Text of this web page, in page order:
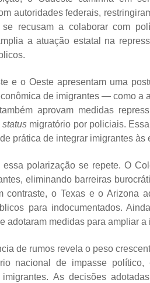
autoridades federais,
recusam a colaborar com
a atuação estatal na
e o Oeste apresentam uma
de imigrantes — como a
aprovam medidas
status migratório por policiais.
prática de integrar imigrantes às
essa polarização se repete. O
eliminando barreiras
contraste, o Texas e o Arizona
para indocumentados.
adotaram medidas para ampliar
de rumos revela o peso
nacional de impasse político,
imigrantes. As decisões